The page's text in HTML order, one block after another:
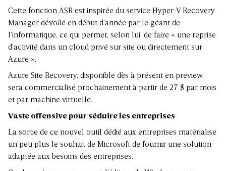
Cette fonction ASR est inspirée du service Hyper-V Recovery
Manager dévoilé en début d’année par le géant de
l’informatique, ce qui permet, selon lui, de faire « une reprise
d’activité dans un cloud privé sur site ou directement sur
Azure ».
Azure Site Recovery, disponible dès à présent en preview,
sera commercialisé prochainement à partir de 27 $ par mois
et par machine virtuelle.
Vaste offensive pour séduire les entreprises
La sortie de ce nouvel outil dédié aux entreprises matérialise
un peu plus le souhait de Microsoft de fournir une solution
adaptée aux besoins des entreprises.